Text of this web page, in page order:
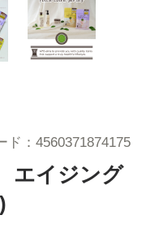
イジング
ド 4560371874175